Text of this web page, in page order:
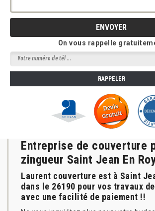
On vous rappelle
Entreprise de couverture
zingueur Saint Jean En
Laurent couverture est à Saint
dans le 26190 pour vos travaux
avec une facilité de paiement !!